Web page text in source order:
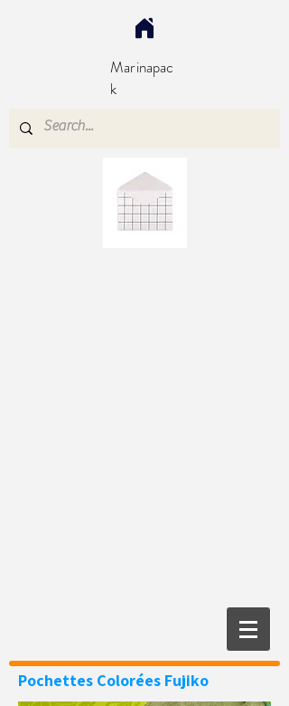
Marinapac
k
Pochettes Colorées Fujiko